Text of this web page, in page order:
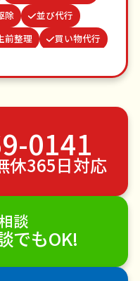
除
並び代行
前整理
買い物代行
レール取り付け
り代行
謝罪代行
ゴミ屋敷片付け
手すり取り付け
ンクリーニング
スクリーニング
電球交換
家管理
各種代行
ナメクジ駆除
0141
休365日対応
談
でもOK!